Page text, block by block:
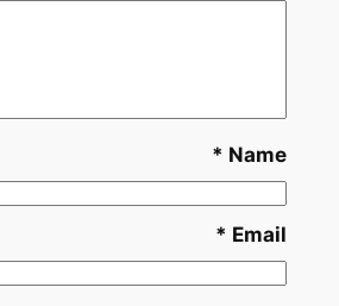
Name
*
Email
*